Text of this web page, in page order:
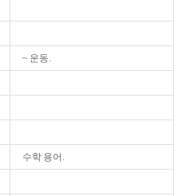
~ 운동.
수학 용어.